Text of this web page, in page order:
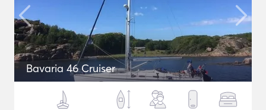
Bavaria 46 Cruiser